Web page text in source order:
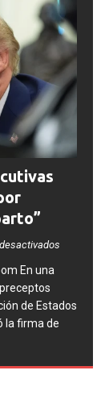
​En una
de Estados
firma de